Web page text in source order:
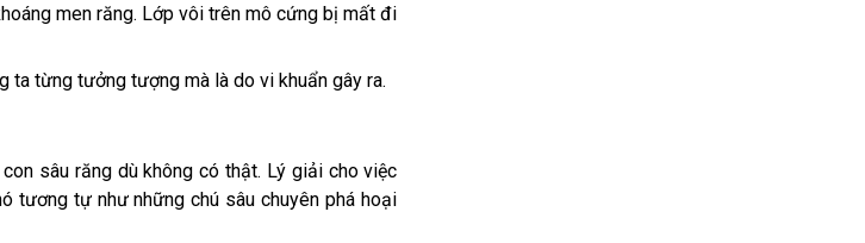
men răng. Lớp vôi trên mô cứng bị mất đi
ta từng tưởng tượng mà là do vi khuẩn gây ra.
sâu răng dù không có thật. Lý giải cho việc
tương tự như những chú sâu chuyên phá hoại